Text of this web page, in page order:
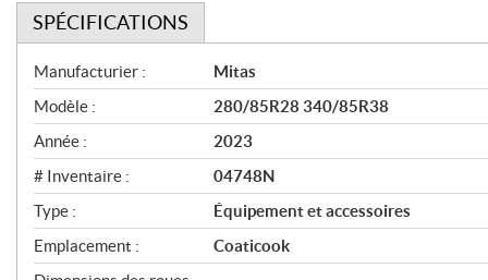
SPÉCIFICATIONS
S
p
é
c
i
f
i
Manufacturier :
Mitas
Modèle :
280/85R28 340/85R38
Année :
2023
# Inventaire :
04748N
Type :
Équipement et accessoires
Emplacement :
Coaticook